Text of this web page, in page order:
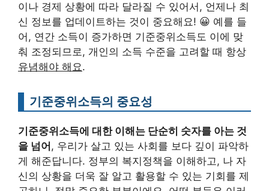
이나 경제 상황에 따라 달라질 수 있어서, 언제나 최
신 정보를 업데이트하는 것이 중요해요! 😀 예를 들
어, 연간 소득이 증가하면 기준중위소득도 이에 맞
춰 조정되므로, 개인의 소득 수준을 고려할 때 항상
유념해야 해요.
기준중위소득의 중요성
기준중위소득에 대한 이해는 단순히 숫자를 아는 것
을 넘어 , 우리가 살고 있는 사회를 보다 깊이 파악하
게 해준답니다. 정부의 복지정책을 이해하고, 나 자
신의 상황을 더욱 잘 알고 활용할 수 있는 기회를 제